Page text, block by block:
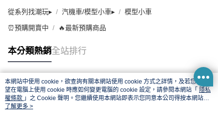
從系列找潮玩▸ 汽機車/模型小車▸ 模型小車
⏰預購開賣中 🔥最新預購商品
本分類熱銷全站排行
熱門標籤
本網站中使用 cookie，欲查詢有關本網站使用 cookie 方式之詳情，及若您不希
望在電腦上使用 cookie 時應如何變更電腦的 cookie 設定，請參閱本網站「 隱私
權條款 」之 Cookie 聲明。您繼續使用本網站即表示您同意本公司得按本網站使
用條款之 Cookie 聲明使用 cookie。
了解更多 >